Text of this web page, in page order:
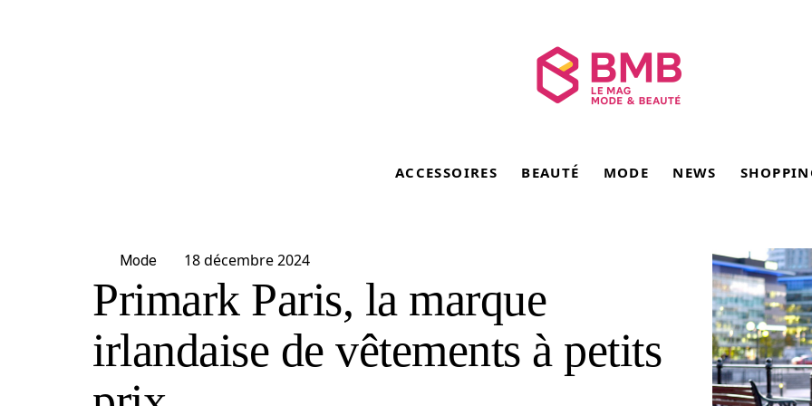
ACCESSOIRES BEAUTÉ MODE NEWS
Mode 18 décembre 2024
Primark Paris, la marque
irlandaise de vêtements à petits